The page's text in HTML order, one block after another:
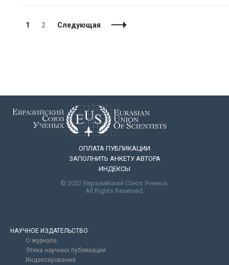
Навигация
Страница
1 Страница
2 Следующая
ОПЛАТА ПУБЛИКАЦИИ
ЗАПОЛНИТЬ АНКЕТУ АВТОРА
ИНДЕКСЫ
© 2022 Евразийский Союз Ученых.
All Rights Reserved.
НАУЧНОЕ ИЗДАТЕЛЬСТВО
О журнале
Этика научных публикаций
Индексирование